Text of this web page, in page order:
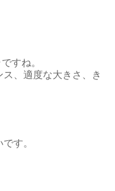
すね。
、適度な大きさ、き
す。